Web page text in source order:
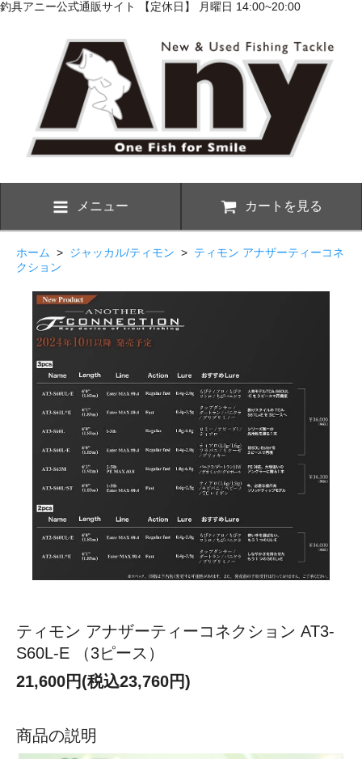
釣具アニー公式通販サイト 【定休日】 月曜日 14:00~20:00
メニュー カートを見る
ホーム > ジャッカル/ティモン > ティモン アナザーティーコネ
クション
ティモン アナザーティーコネクション AT3-
S60L-E （3ピース）
21,600円(税込23,760円)
商品の説明